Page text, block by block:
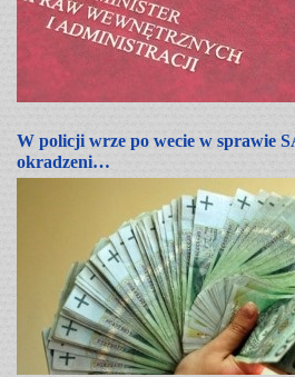
W policji wrze po wecie w sprawie
okradzeni…